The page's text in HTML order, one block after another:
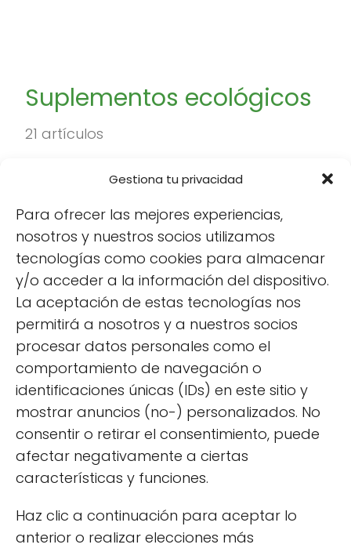
Gestiona tu privacidad
Para ofrecer las mejores experiencias,
nosotros y nuestros socios utilizamos
tecnologías como cookies para almacenar
y/o acceder a la información del dispositivo.
La aceptación de estas tecnologías nos
permitirá a nosotros y a nuestros socios
procesar datos personales como el
comportamiento de navegación o
identificaciones únicas (IDs) en este sitio y
mostrar anuncios (no-) personalizados. No
consentir o retirar el consentimiento, puede
afectar negativamente a ciertas
características y funciones.
Haz clic a continuación para aceptar lo
anterior o realizar elecciones más
Suplementos ecológicos
21 artículos
SUPLEMENTOS ECOLÓGICOS
abeja correctamente